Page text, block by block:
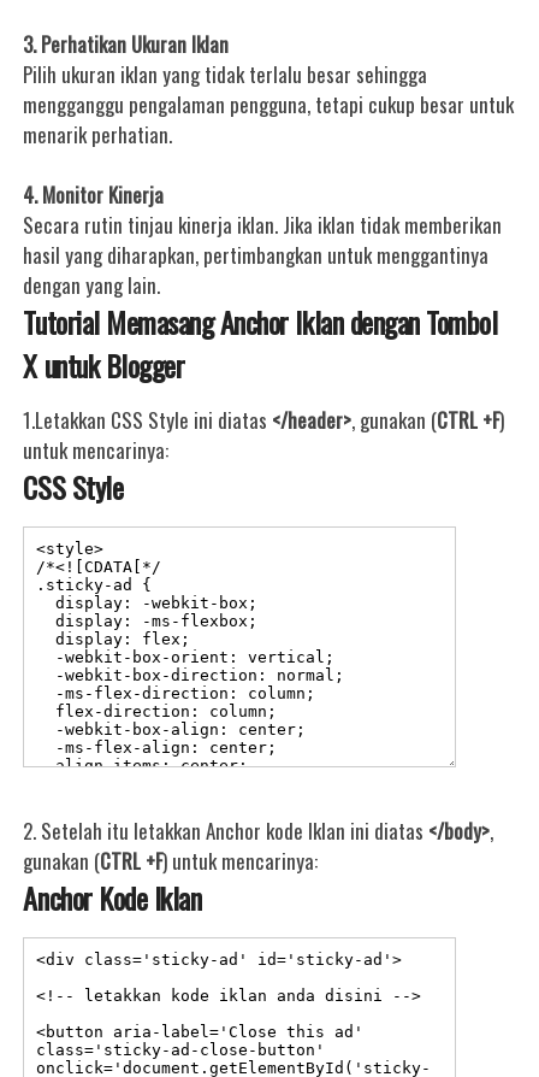
3. Perhatikan Ukuran Iklan
Pilih ukuran iklan yang tidak terlalu besar sehingga
mengganggu pengalaman pengguna, tetapi cukup besar untuk
menarik perhatian.
4. Monitor Kinerja
Secara rutin tinjau kinerja iklan. Jika iklan tidak memberikan
hasil yang diharapkan, pertimbangkan untuk menggantinya
dengan yang lain.
Tutorial Memasang Anchor Iklan dengan Tombol
X untuk Blogger
1.Letakkan CSS Style ini diatas </header>, gunakan (CTRL +F)
untuk mencarinya:
CSS Style
2. Setelah itu letakkan Anchor kode Iklan ini diatas </body>,
gunakan (CTRL +F) untuk mencarinya:
Anchor Kode Iklan